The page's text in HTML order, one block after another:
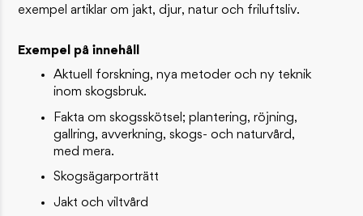
exempel artiklar om jakt, djur, natur och friluftsliv.
Exempel på innehåll
Aktuell forskning, nya metoder och ny teknik
inom skogsbruk.
Fakta om skogsskötsel; plantering, röjning,
gallring, avverkning, skogs- och naturvård,
med mera.
Skogsägarporträtt
Jakt och viltvård